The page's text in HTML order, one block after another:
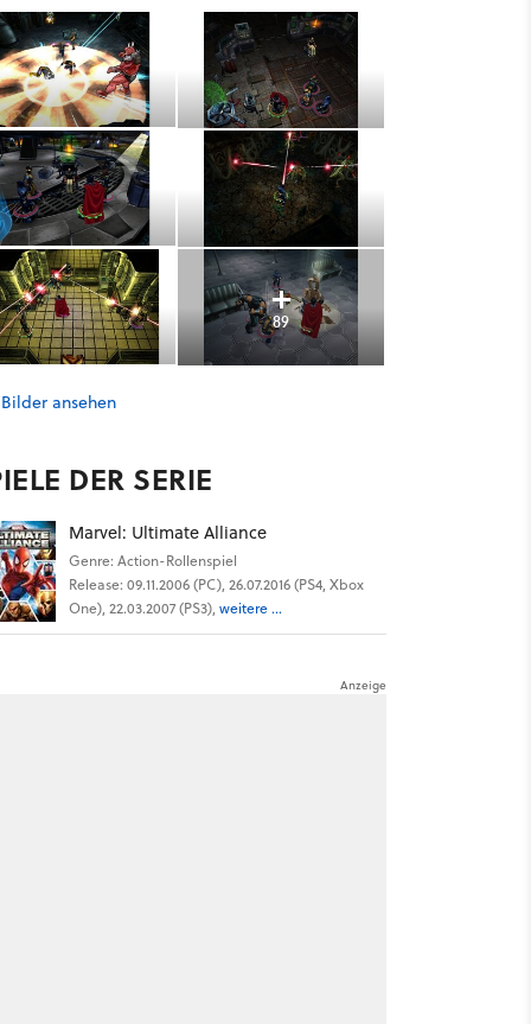
89
ansehen
DER SERIE
Marvel: Ultimate Alliance
Genre: Action-Rollenspiel
Release: 09.11.2006 (PC), 26.07.2016 (PS4, Xbox
One), 22.03.2007 (PS3), weitere ...